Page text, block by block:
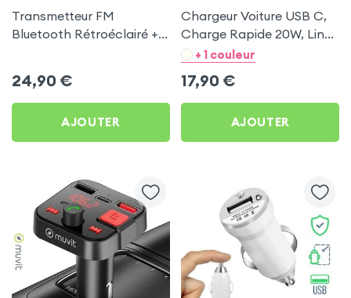
Transmetteur FM
Bluetooth Rétroéclairé +
24,90 €
AJOUTER
Chargeur Voiture USB C,
Charge Rapide 20W, LinQ
- Noir pour Xiaomi Redmi
+ 1 couleur
17,90 €
AJOUTER